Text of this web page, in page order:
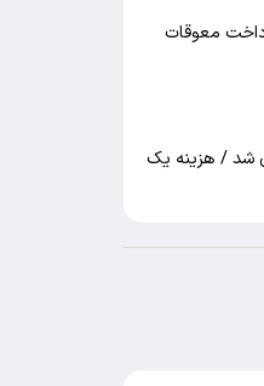
معوقات
130 هزارتومان شد / هزینه یک